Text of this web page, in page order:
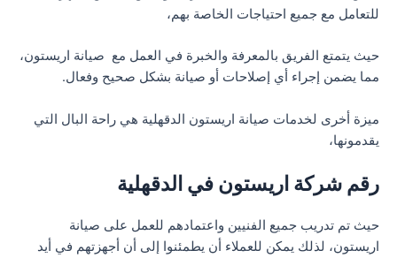
للتعامل مع جميع احتياجات الخاصة بهم،
حيث يتمتع الفريق بالمعرفة والخبرة في العمل مع صيانة اريستون،
مما يضمن إجراء أي إصلاحات أو صيانة بشكل صحيح وفعال.
ميزة أخرى لخدمات صيانة اريستون الدقهلية هي راحة البال التي
يقدمونها،
رقم شركة اريستون في الدقهلية
حيث تم تدريب جميع الفنيين واعتمادهم للعمل على صيانة
اريستون، لذلك يمكن للعملاء أن يطمئنوا إلى أن أجهزتهم في أيد